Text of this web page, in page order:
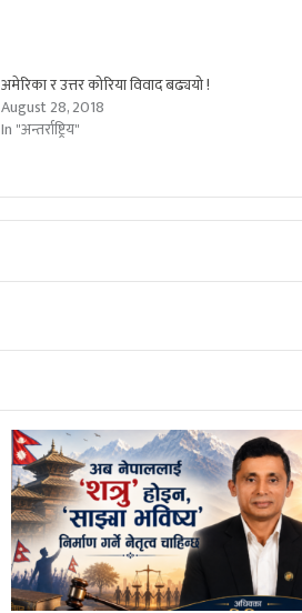
अमेरिका र उत्तर कोरिया विवाद बढ्ययो !
August 28, 2018
In "अन्तर्राष्ट्रिय"